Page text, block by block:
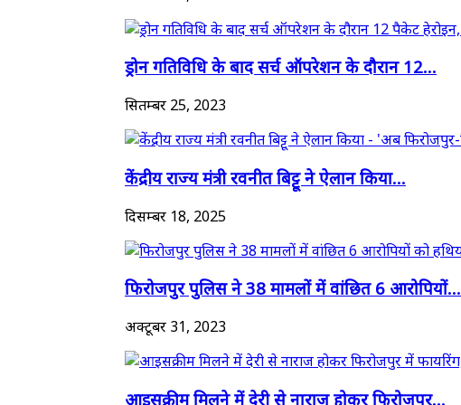
ड्रोन गतिविधि के बाद सर्च ऑपरेशन के दौरान 12...
सितम्बर 25, 2023
केंद्रीय राज्य मंत्री रवनीत बिट्टू ने ऐलान किया...
दिसम्बर 18, 2025
फिरोजपुर पुलिस ने 38 मामलों में वांछित 6 आरोपियों...
अक्टूबर 31, 2023
आइसक्रीम मिलने में देरी से नाराज होकर फिरोजपुर...